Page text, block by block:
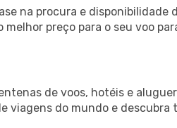
na procura e disponibilidade
preço para o seu voo
de voos, hotéis e
viagens do mundo e descubra